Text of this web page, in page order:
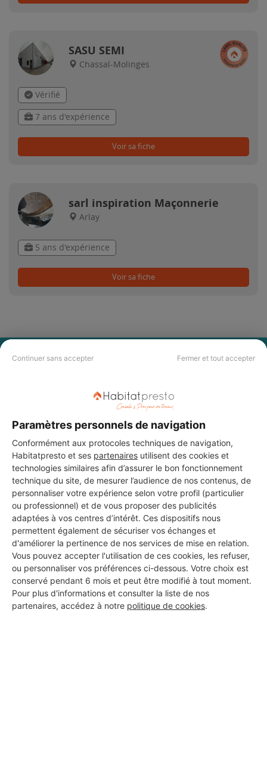
Continuer sans accepter Fermer et tout accepter
Paramètres personnels de navigation
Conformément aux protocoles techniques de navigation,
Habitatpresto et ses partenaires utilisent des cookies et
technologies similaires afin d’assurer le bon fonctionnement
technique du site, de mesurer l’audience de nos contenus, de
personnaliser votre expérience selon votre profil (particulier
ou professionnel) et de vous proposer des publicités
adaptées à vos centres d’intérêt. Ces dispositifs nous
permettent également de sécuriser vos échanges et
d'améliorer la pertinence de nos services de mise en relation.
Vous pouvez accepter l'utilisation de ces cookies, les refuser,
ou personnaliser vos préférences ci-dessous. Votre choix est
conservé pendant 6 mois et peut être modifié à tout moment.
Pour plus d'informations et consulter la liste de nos
partenaires, accédez à notre politique de cookies.
SASU SEMI
Chassal-Molinges
Vérifié
7 ans d'expérience
Voir sa fiche
sarl inspiration Maçonnerie
Arlay
5 ans d'expérience
Voir sa fiche
PAS LE TEMPS DE
CHERCHER ?
choisir ? Demandez des devis travauxauprès de notre réseau de 5 000
professionnels partout en France.
DEMANDER UN DEVIS